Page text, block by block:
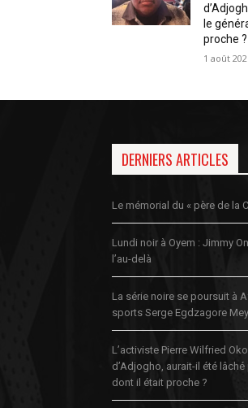
le
proche ?
1 août
DERNIERS ARTICLES
Le mémorial du « père de la
Lundi noir à Oyem : Jimmy
l’au-delà
La série noire se poursuit à
sports Serge Egdzagore
L’activiste Pierre Wilfried
d’Adjogho, aurait-il été
dont il était proche ?